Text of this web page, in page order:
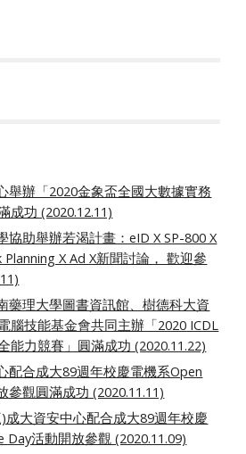
舉辦「2020金象盃全國大數據實務
成功 (2020.12.11)
協助舉辦若渴計畫：eID X SP-800 X
Planning X Ad X新聞討論， 歡迎參
藥理大學圖書資訊館、樹德科大資
腦技能基金會共同主辦「2020 ICDL
能力競賽」圓滿成功 (2020.11.22)
配合成大89週年校慶電機系Open
參觀圓滿成功 (2020.11.11)
成大資安中心配合成大89週年校慶
Day活動開放參觀 (2020.11.09)